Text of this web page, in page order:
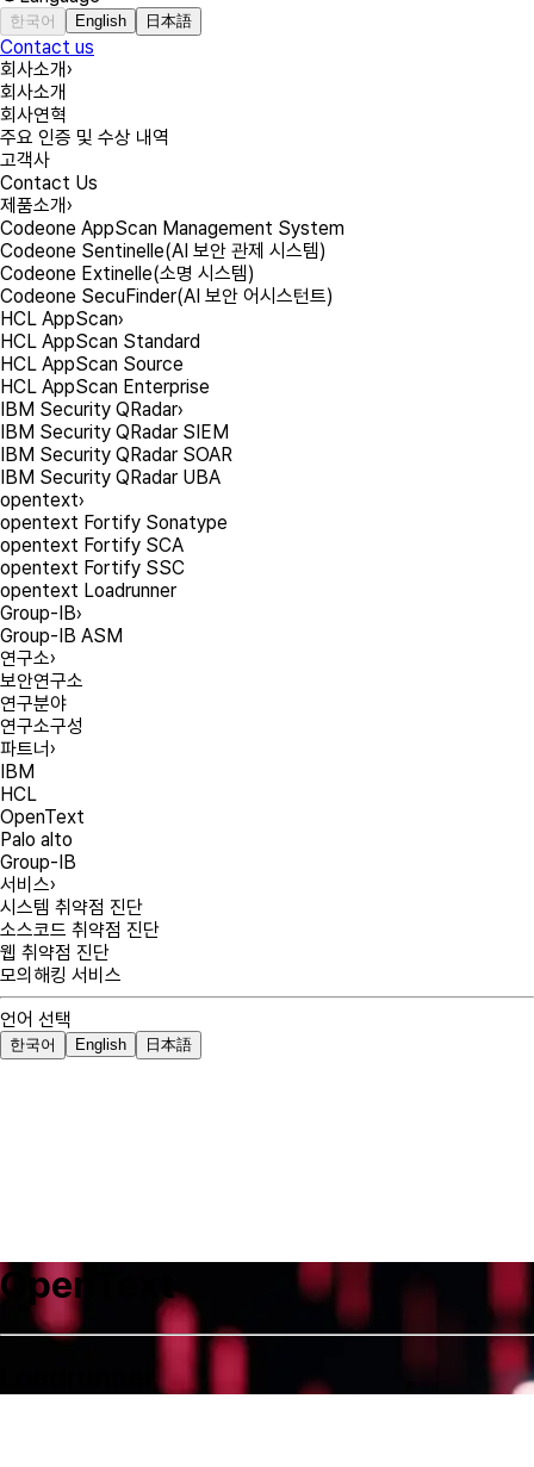
한국어 English 日本語
Contact us
회사소개›
회사소개
회사연혁
주요 인증 및 수상 내역
고객사
Contact Us
제품소개›
Codeone AppScan Management System
Codeone Sentinelle(AI 보안 관제 시스템)
Codeone Extinelle(소명 시스템)
Codeone SecuFinder(AI 보안 어시스턴트)
HCL AppScan›
HCL AppScan Standard
HCL AppScan Source
HCL AppScan Enterprise
IBM Security QRadar›
IBM Security QRadar SIEM
IBM Security QRadar SOAR
IBM Security QRadar UBA
opentext›
opentext Fortify Sonatype
opentext Fortify SCA
opentext Fortify SSC
opentext Loadrunner
Group-IB›
Group-IB ASM
연구소›
보안연구소
연구분야
연구소구성
파트너›
IBM
HCL
OpenText
Palo alto
Group-IB
서비스›
시스템 취약점 진단
소스코드 취약점 진단
웹 취약점 진단
모의해킹 서비스
언어 선택
한국어 English 日本語
OpenText